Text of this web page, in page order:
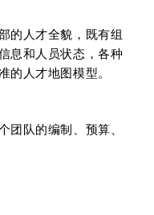
的人才全貌，既有组
息和人员状态，各种
的人才地图模型。
团队的编制、预算、